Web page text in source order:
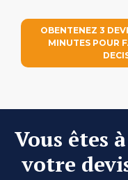
OBENTENEZ 3
MINUTES POUR
Vous êtes
votre